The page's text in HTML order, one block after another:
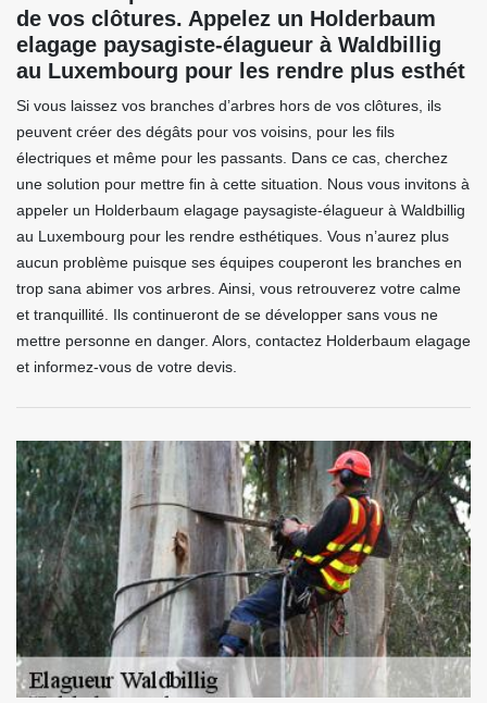
de vos clôtures. Appelez un Holderbaum
elagage paysagiste-élagueur à Waldbillig
au Luxembourg pour les rendre plus esthét
Si vous laissez vos branches d’arbres hors de vos clôtures, ils
peuvent créer des dégâts pour vos voisins, pour les fils
électriques et même pour les passants. Dans ce cas, cherchez
une solution pour mettre fin à cette situation. Nous vous invitons à
appeler un Holderbaum elagage paysagiste-élagueur à Waldbillig
au Luxembourg pour les rendre esthétiques. Vous n’aurez plus
aucun problème puisque ses équipes couperont les branches en
trop sana abimer vos arbres. Ainsi, vous retrouverez votre calme
et tranquillité. Ils continueront de se développer sans vous ne
mettre personne en danger. Alors, contactez Holderbaum elagage
et informez-vous de votre devis.